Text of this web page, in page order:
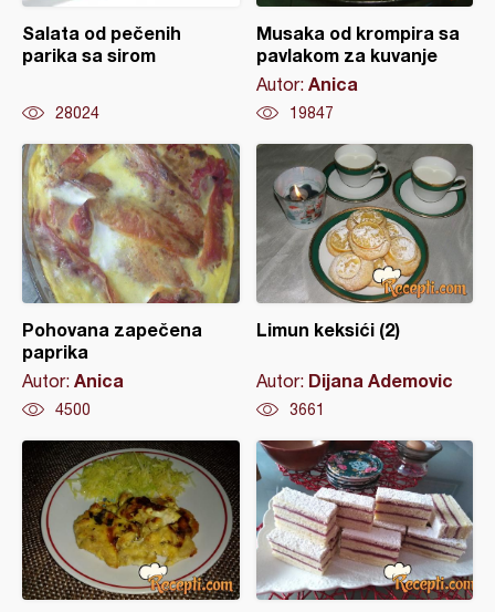
Salata od pečenih
parika sa sirom
28024
Musaka od krompira sa
pavlakom za kuvanje
Autor: Anica
19847
Pohovana zapečena
paprika
Autor: Anica
4500
Limun keksići (2)
Autor: Dijana Ademovic
3661